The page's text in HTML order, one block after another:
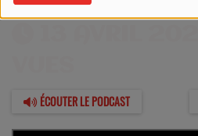
ÉCOUTER LE PODCAST